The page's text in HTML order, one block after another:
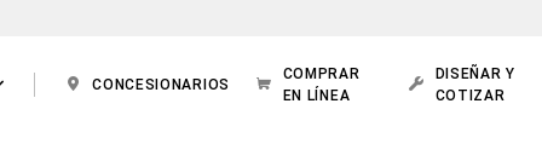
CONCESIONARIOS
COMPRAR
EN LÍNEA
DISEÑAR Y
COTIZAR